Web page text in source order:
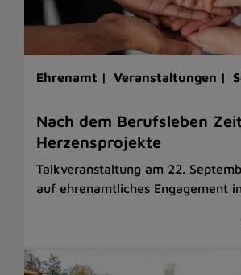
Ehrenamt | Veranstaltungen |
Nach dem Berufsleben
Herzensprojekte
Talkveranstaltung am 22.
auf ehrenamtliches Engagement